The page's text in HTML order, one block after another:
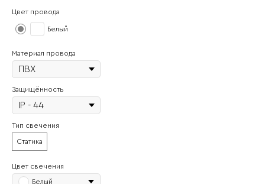
Цвет провода
Белый
Материал провода
Защищённость
Тип свечения
Статика
Цвет свечения
Белый